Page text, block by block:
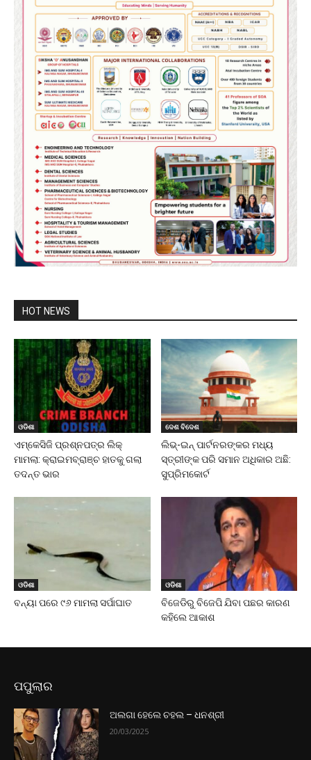
HOT NEWS
ଓଡିଶା
ଏମ୍‌କେସିଜି ପ୍ରଶ୍ନପତ୍ର ଲିକ୍
ମାମଲା: କ୍ରାଇମବ୍ରାଞ୍ଚ ହାତକୁ ଗଲା
ତଦନ୍ତ ଭାର
ଦେଶ ବିଦେଶ
ଲିଭ୍-ଇନ୍ ପାର୍ଟନରଙ୍କର ମଧ୍ୟ
ସ୍ତ୍ରୀଙ୍କ ପରି ସମାନ ଅଧିକାର ଅଛି:
ସୁପ୍ରିମକୋର୍ଟ
ଓଡିଶା
ବନ୍ୟା ପରେ ୯୬ ମାମଲା ସର୍ପାଘାତ
ଓଡିଶା
ବିଜେଡିରୁ ବିଜେପି ଯିବା ପଛର କାରଣ
କହିଲେ ଆକାଶ
ପପୁଲାର
ଅଲଗା ହେଲେ ଚହଲ – ଧନଶ୍ରୀ
20/03/2025